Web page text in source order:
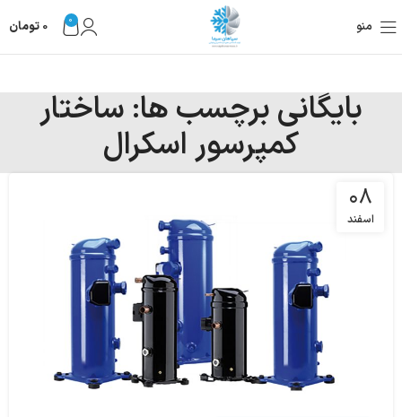
منو 0
0 تومان
بایگانی برچسب ها: ساختار
کمپرسور اسکرال
۰۸
اسفند